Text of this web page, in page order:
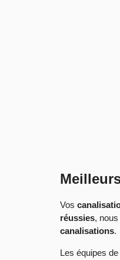
Vos
réussies,
canalisations.
Les équipes de